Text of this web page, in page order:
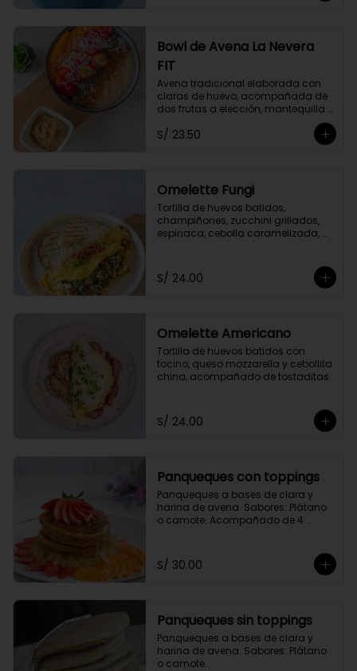
Bowl de Avena La Nevera
FIT
Avena tradicional elaborada con
claras de huevo, acompañada de
dos frutas a elección, mantequilla
de maní, coco rallado, semillas de
chia y un toque de canela.
S/ 23.50
Omelette Fungi
Tortilla de huevos batidos,
champiñones, zucchini grillados,
espinaca, cebolla caramelizada,
S/ 24.00
Omelette Americano
Tortilla de huevos batidos con
tocino, queso mozzarella y cebollita
china, acompañado de tostaditas.
S/ 24.00
Panqueques con toppings
Panqueques a bases de clara y
harina de avena. Sabores: Plátano
o camote. Acompañado de 4
S/ 30.00
Panqueques sin toppings
Panqueques a bases de clara y
harina de avena. Sabores: Plátano
o camote.